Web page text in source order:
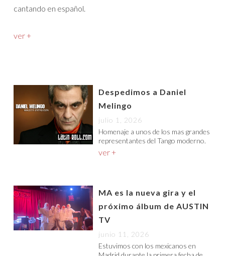
cantando en español.
ver +
Despedimos a Daniel
Melingo
julio 1, 2026
Homenaje a unos de los mas grandes
representantes del Tango moderno.
ver +
MA es la nueva gira y el
próximo álbum de AUSTIN
TV
junio 11, 2026
Estuvimos con los mexicanos en